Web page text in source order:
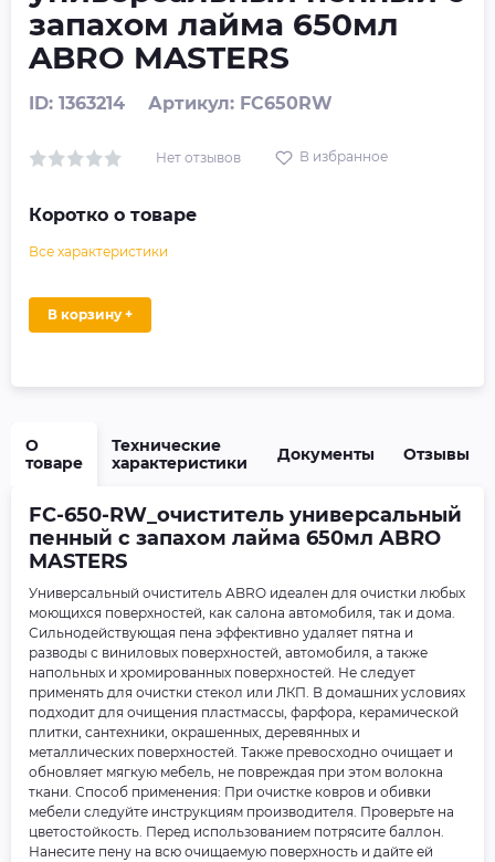
запахом лайма 650мл
ABRO MASTERS
ID: 1363214 Артикул: FC650RW
Нет отзывов В избранное
Коротко о товаре
Все характеристики
В корзину +
О
товаре
Технические
характеристики
Документы Отзывы
FC-650-RW_очиститель универсальный
пенный с запахом лайма 650мл ABRO
MASTERS
Универсальный очиститель ABRO идеален для очистки любых
моющихся поверхностей, как салона автомобиля, так и дома.
Сильнодействующая пена эффективно удаляет пятна и
разводы с виниловых поверхностей, автомобиля, а также
напольных и хромированных поверхностей. Не следует
применять для очистки стекол или ЛКП. В домашних условиях
подходит для очищения пластмассы, фарфора, керамической
плитки, сантехники, окрашенных, деревянных и
металлических поверхностей. Также превосходно очищает и
обновляет мягкую мебель, не повреждая при этом волокна
ткани. Способ применения: При очистке ковров и обивки
мебели следуйте инструкциям производителя. Проверьте на
цветостойкость. Перед использованием потрясите баллон.
Нанесите пену на всю очищаемую поверхность и дайте ей